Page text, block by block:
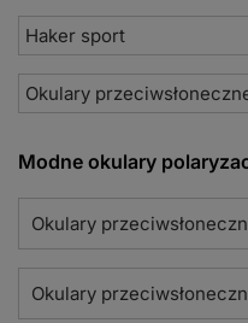
Haker sport
Okulary
Modne okulary
Okulary
Okulary